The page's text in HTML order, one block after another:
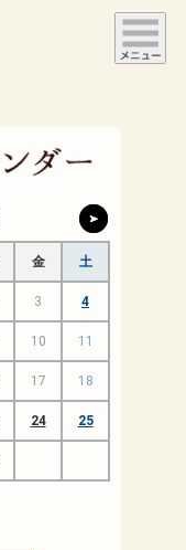
金 土
3 4
10 11
17 18
24 25